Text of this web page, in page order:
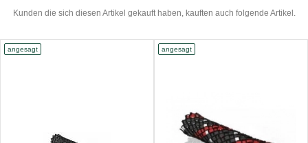
Kunden die sich diesen Artikel gekauft haben, kauften auch folgende Artikel.
angesagt angesagt